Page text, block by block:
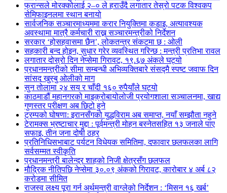
फ्रान्सले मोरक्कोलाई २–० ले हराउँदै लगातार तेस्रो पटक विश्वकप
सेमिफाइनलमा स्थान बनायो
सार्वजनिक सञ्चारमाध्यममा करार नियुक्तिमा कडाइ, अत्यावश्यक
अवस्थामा मात्रै कर्मचारी राख्न सञ्चारमन्त्रीको निर्देशन
सरकार ‘होसहवासमा छैन’, लोकतन्त्र संकटमा छ : ओली
सहकारी बन्द होइन, सुधार गरेर व्यवस्थित गरिन्छ : मन्त्री प्रतिभा रावल
लगातार दोस्रो दिन नेप्सेमा गिरावट, १९.६७ अंकले घट्यो
प्रधानमन्त्रीको सीमा सम्बन्धी अभिव्यक्तिबारे संसद्मै स्पष्ट जवाफ दिन
सांसद खुस्बु ओलीको माग
सुन तोलामा २४ सय र चाँदी १६० रुपैयाँले घट्यो
काठमाडौं महानगरको माइक्रोबायोलोजी प्रयोगशाला सञ्चालनमा, खाद्य
गुणस्तर परीक्षण अब छिटो हुने
ट्रम्पको घोषणा: इरानसँगको युद्धविराम अब समाप्त, नयाँ सम्झौता नहुने
टेरामक्स भ्रष्टाचार मुद्दा : पूर्वमन्त्री मोहन बस्नेतसहित १३ जनाले पाए
सफाइ, तीन जना दोषी ठहर
प्रतिनिधिसभाबाट पर्यटन विधेयक समितिमा, दफावार छलफलका लागि
सर्वसम्मत स्वीकृति
प्रधानमन्त्री बालेन्द्र शाहको निजी क्षेत्रसँग छलफल
मौद्रिक नीतिपछि नेप्सेमा ३०.०९ अंकको गिरावट, कारोबार ४ अर्ब ८२
करोडमा सीमित
राजस्व लक्ष्य पूरा गर्न अर्थमन्त्री वाग्लेको निर्देशन : ‘मिसन १६ खर्ब’